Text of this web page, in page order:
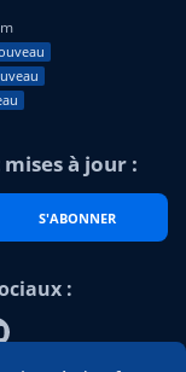
à jour :
S'ABONNER
: